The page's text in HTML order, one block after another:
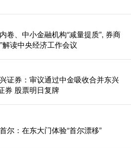
卷、中小金融机构“减量提质”, 券商
解读中央经济工作会议
证券：审议通过中金吸收合并东兴
券 股票明日复牌
尔：在东大门体验“首尔漂移”